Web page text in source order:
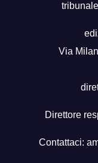
Via
Direttore
Contattaci: